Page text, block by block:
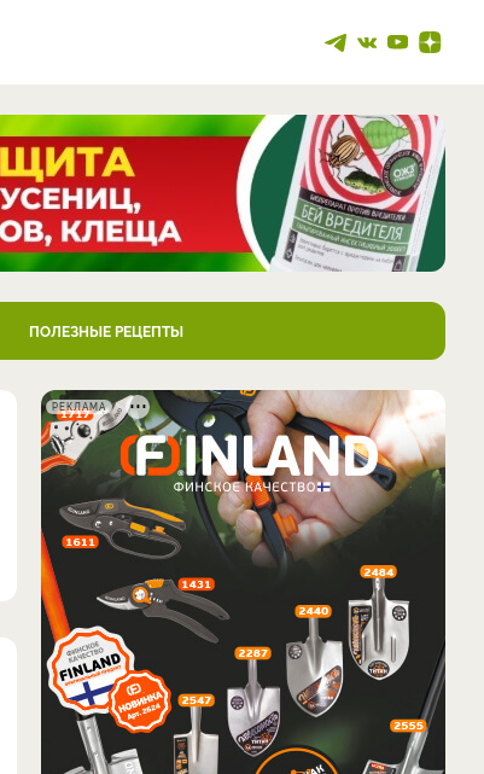
ПОЛЕЗНЫЕ РЕЦЕПТЫ
РЕКЛАМА